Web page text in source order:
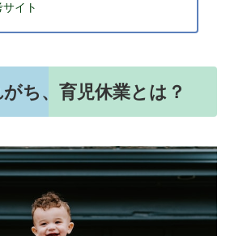
イト
ち、育児休業とは？